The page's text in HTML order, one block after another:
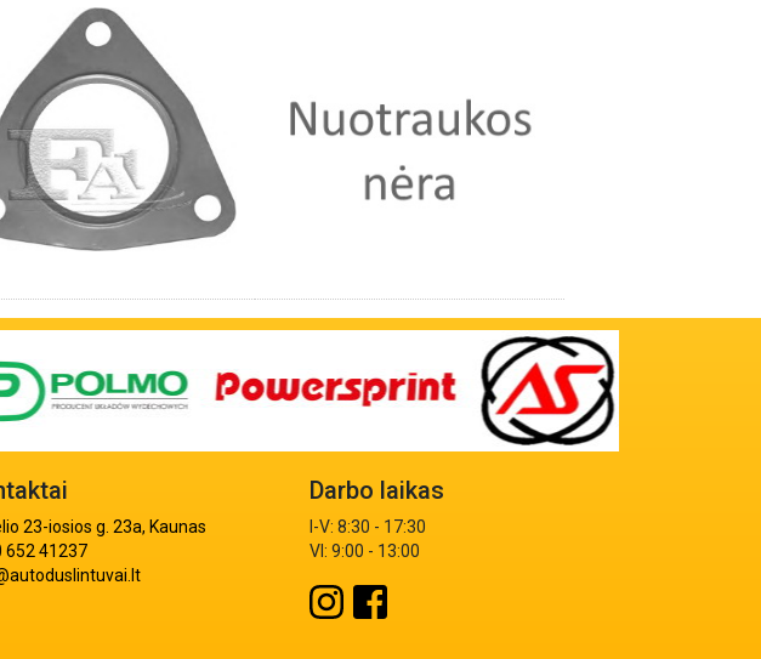
23-iosios g. 23a, Kaunas
652 41237
Darbo laikas
I-V: 8:30 - 17:30
VI: 9:00 - 13:00